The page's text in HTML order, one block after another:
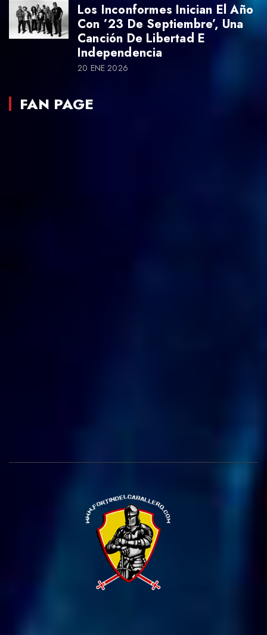
Los Inconformes Inician El Año
Con ’23 De Septiembre’, Una
Canción De Libertad E
Independencia
20 ENE 2026
FAN PAGE